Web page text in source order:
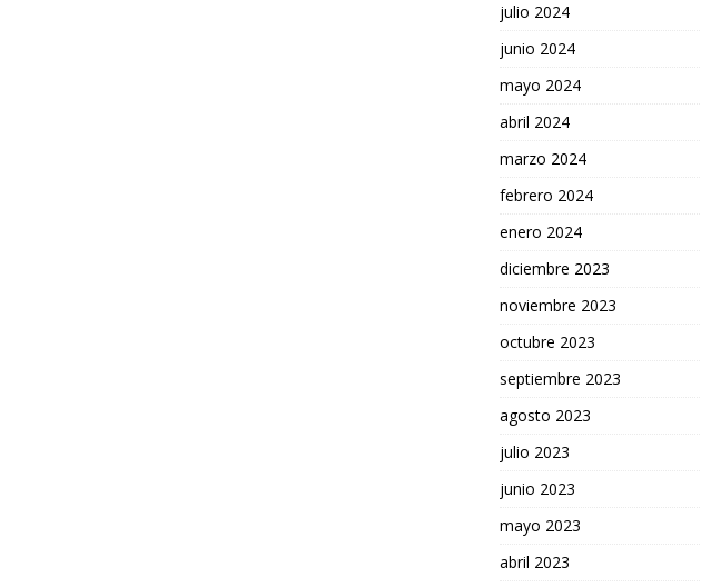
julio 2024
junio 2024
mayo 2024
abril 2024
marzo 2024
febrero 2024
enero 2024
diciembre 2023
noviembre 2023
octubre 2023
septiembre 2023
agosto 2023
julio 2023
junio 2023
mayo 2023
abril 2023